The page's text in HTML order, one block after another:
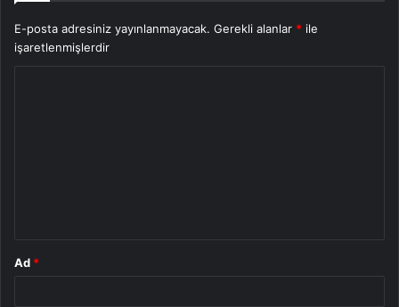
E-posta adresiniz yayınlanmayacak. Gerekli alanlar * ile
işaretlenmişlerdir
Ad *